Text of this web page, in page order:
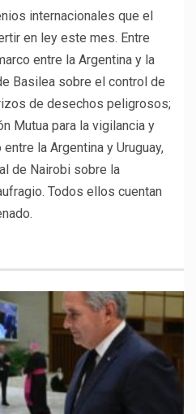
internacionales que el
en ley este mes. Entre
entre la Argentina y la
Basilea sobre el control de
de desechos peligrosos;
Mutua para la vigilancia y
la Argentina y Uruguay,
de Nairobi sobre la
Todos ellos cuentan